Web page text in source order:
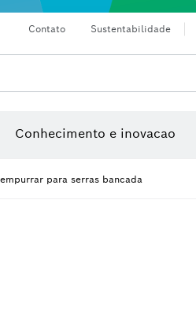
Contato Sustentabilidade
Conhecimento e inovacao
para serras bancada